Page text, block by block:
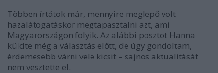
Többen írtátok már, mennyire meglepő volt
hazalátogatáskor megtapasztalni azt, ami
Magyarországon folyik. Az alábbi posztot Hanna
küldte még a választás előtt, de úgy gondoltam,
érdemesebb várni vele kicsit – sajnos aktualitását
nem vesztette el.